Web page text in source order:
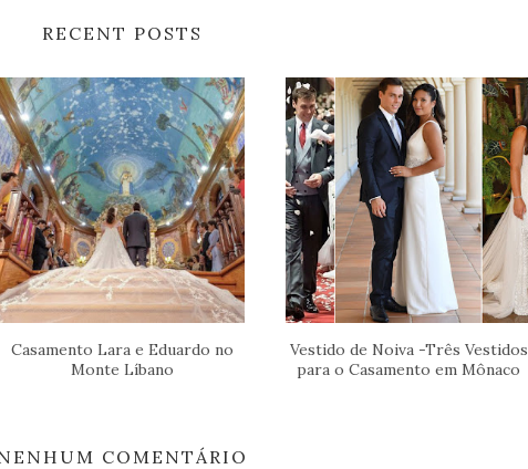
RECENT POSTS
Casamento Lara e Eduardo no
Monte Líbano
Vestido de Noiva -Três Vestidos
para o Casamento em Mônaco
COMENTÁRIO